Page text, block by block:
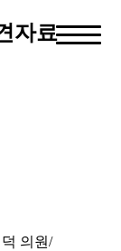
자료
의원/